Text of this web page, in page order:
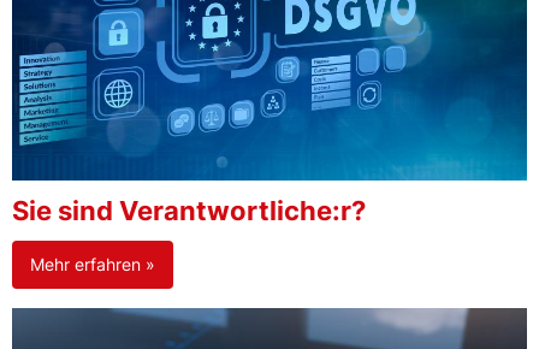
Sie sind Verantwortliche:r?
Mehr erfahren »